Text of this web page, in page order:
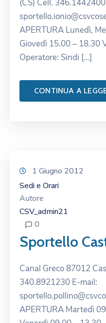
(CS) Cell.
APERTURA Lunedì,
Giovedì 15.00 – 18.30
Operatore: Sindi […]
CONTINUA A
1 Giugno 2012
Sedi e Orari
Autore
CSV_admin21
0
Sportello
Canal Greco 87012
340.8921230 E-mail:
APERTURA Martedì